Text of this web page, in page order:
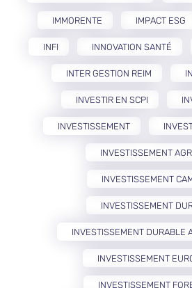
IMMORENTE IMPACT ESG
INFI INNOVATION SANTÉ
INTER GESTION REIM
INVESTIR EN SCPI
INVESTISSEMENT
INVESTISSEMENT
INVESTISSEMENT
INVESTISSEMENT
INVESTISSEMENT DURABLE
INVESTISSEMENT
INVESTISSEMENT